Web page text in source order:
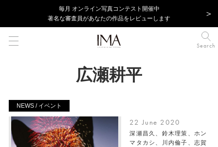
毎⽉ オンライン写真コンテスト開催中
著名な審査員があなたの作品をレビューします
Search
広瀬耕平
NEWS / イベント
22 June 2020
深瀬昌久、鈴木理策、ホン
マタカシ、川内倫子、志賀